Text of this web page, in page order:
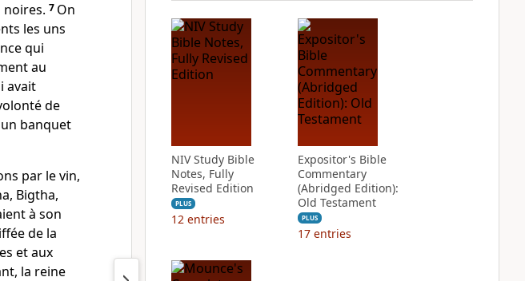
noires. 7 On
les uns
qui
au
avait
de
banquet
par le vin,
Bigtha,
à son
de la
et aux
la reine
NIV Study Bible
Notes, Fully
Revised Edition
PLUS
12 entries
Expositor's Bible
Commentary
(Abridged Edition):
Old Testament
PLUS
17 entries